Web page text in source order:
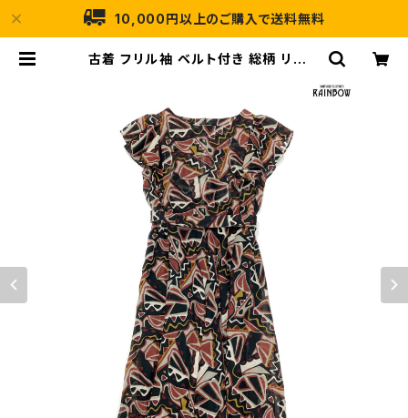
10,000円以上のご購入で送料無料
古着 フリル袖 ベルト付き 総柄 リネン
ボルドー (otu2407050) | 古着屋